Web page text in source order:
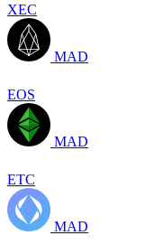
XEC
MAD
EOS
MAD
ETC
MAD